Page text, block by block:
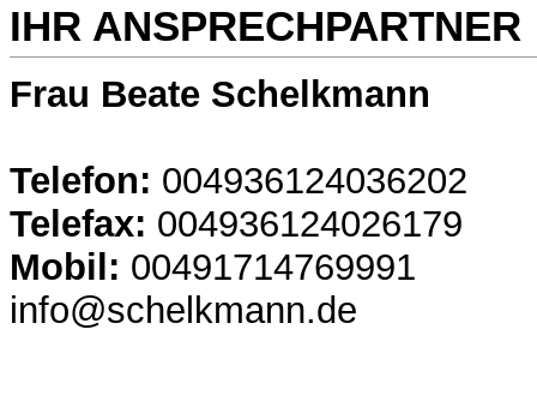
IHR ANSPRECHPARTNER
Frau Beate Schelkmann
Telefon: 004936124036202
Telefax: 004936124026179
Mobil: 00491714769991
info@schelkmann.de